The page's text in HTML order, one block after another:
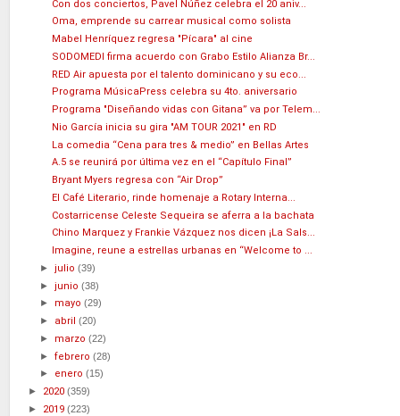
Con dos conciertos, Pavel Núñez celebra el 20 aniv...
Oma, emprende su carrear musical como solista
Mabel Henríquez regresa "Pícara" al cine
SODOMEDI firma acuerdo con Grabo Estilo Alianza Br...
RED Air apuesta por el talento dominicano y su eco...
Programa MúsicaPress celebra su 4to. aniversario
Programa "Diseñando vidas con Gitana” va por Telem...
Nio García inicia su gira "AM TOUR 2021" en RD
La comedia “Cena para tres & medio” en Bellas Artes
A.5 se reunirá por última vez en el “Capítulo Final”
Bryant Myers regresa con “Air Drop”
El Café Literario, rinde homenaje a Rotary Interna...
Costarricense Celeste Sequeira se aferra a la bachata
Chino Marquez y Frankie Vázquez nos dicen ¡La Sals...
Imagine, reune a estrellas urbanas en “Welcome to ...
►julio(39)
►junio(38)
► mayo(29)
► abril(20)
► marzo(22)
►febrero(28)
► enero(15)
► 2020 (359)
► 2019 (223)